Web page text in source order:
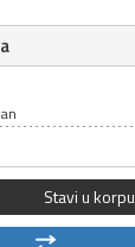
Stavi u korpu